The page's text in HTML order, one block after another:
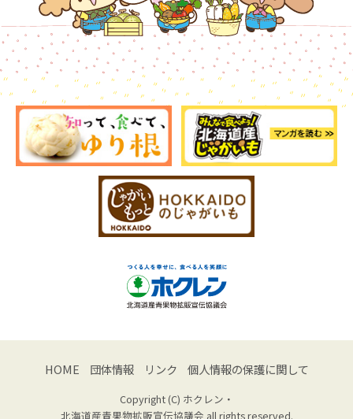
HOME 団体情報 リンク 個人情報の保護に関して
Copyright (C) ホクレン・
北海道産青果物拡販宣伝協議会 all rights reserved.